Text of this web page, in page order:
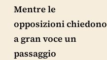
Mentre le
opposizioni chiedono
a gran voce un
passaggio